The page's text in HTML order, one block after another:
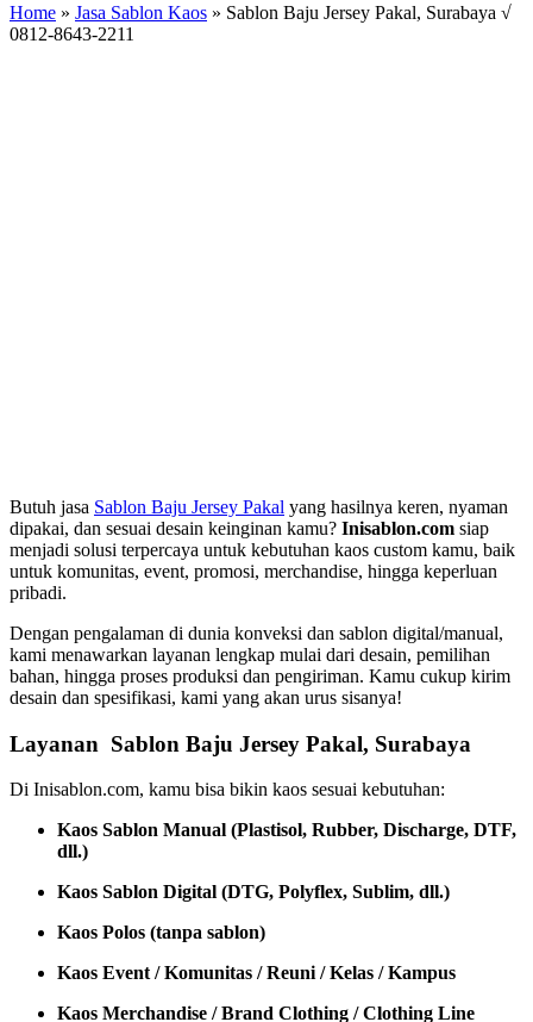
Home » Jasa Sablon Kaos » Sablon Baju Jersey Pakal, Surabaya √
0812-8643-2211
Butuh jasa Sablon Baju Jersey Pakal yang hasilnya keren, nyaman
dipakai, dan sesuai desain keinginan kamu? Inisablon.com siap
menjadi solusi terpercaya untuk kebutuhan kaos custom kamu, baik
untuk komunitas, event, promosi, merchandise, hingga keperluan
pribadi.
Dengan pengalaman di dunia konveksi dan sablon digital/manual,
kami menawarkan layanan lengkap mulai dari desain, pemilihan
bahan, hingga proses produksi dan pengiriman. Kamu cukup kirim
desain dan spesifikasi, kami yang akan urus sisanya!
Layanan Sablon Baju Jersey Pakal, Surabaya
Di Inisablon.com, kamu bisa bikin kaos sesuai kebutuhan:
Kaos Sablon Manual (Plastisol, Rubber, Discharge, DTF,
dll.)
Kaos Sablon Digital (DTG, Polyflex, Sublim, dll.)
Kaos Polos (tanpa sablon)
Kaos Event / Komunitas / Reuni / Kelas / Kampus
Kaos Merchandise / Brand Clothing / Clothing Line